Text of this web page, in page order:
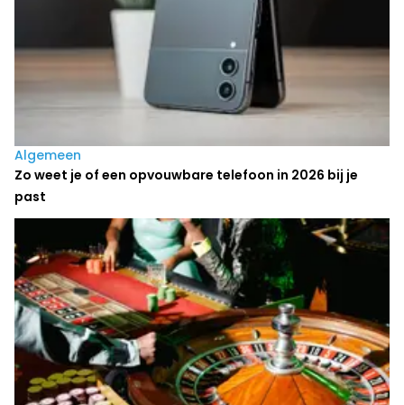
Algemeen
Zo weet je of een opvouwbare telefoon in 2026 bij je
past